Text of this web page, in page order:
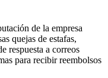
de la empresa
quejas de estafas,
respuesta a correos
para recibir reembolsos